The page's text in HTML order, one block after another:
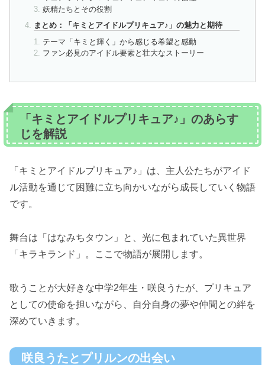
妖精たちとその役割
まとめ：「キミとアイドルプリキュア♪」の魅力と期待
テーマ「キミと輝く」から感じる希望と感動
ファン必見のアイドル要素と壮大なストーリー
「キミとアイドルプリキュア♪」のあらす
じを解説
「キミとアイドルプリキュア♪」は、主人公たちがアイド
ル活動を通じて困難に立ち向かいながら成長していく物語
です。
舞台は「はなみちタウン」と、光に包まれていた異世界
「キラキランド」。ここで物語が展開します。
歌うことが大好きな中学2年生・咲良うたが、プリキュア
としての使命を担いながら、自分自身の夢や仲間との絆を
深めていきます。
咲良うたとプリルンの出会い